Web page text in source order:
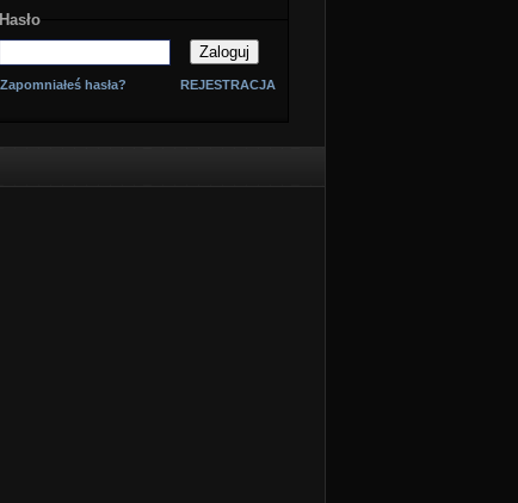
Hasło
Zapomniałeś hasła? REJESTRACJA